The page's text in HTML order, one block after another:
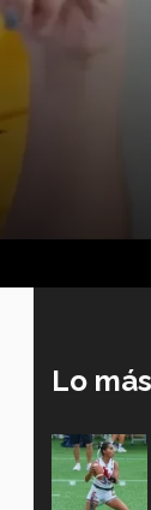
Lo